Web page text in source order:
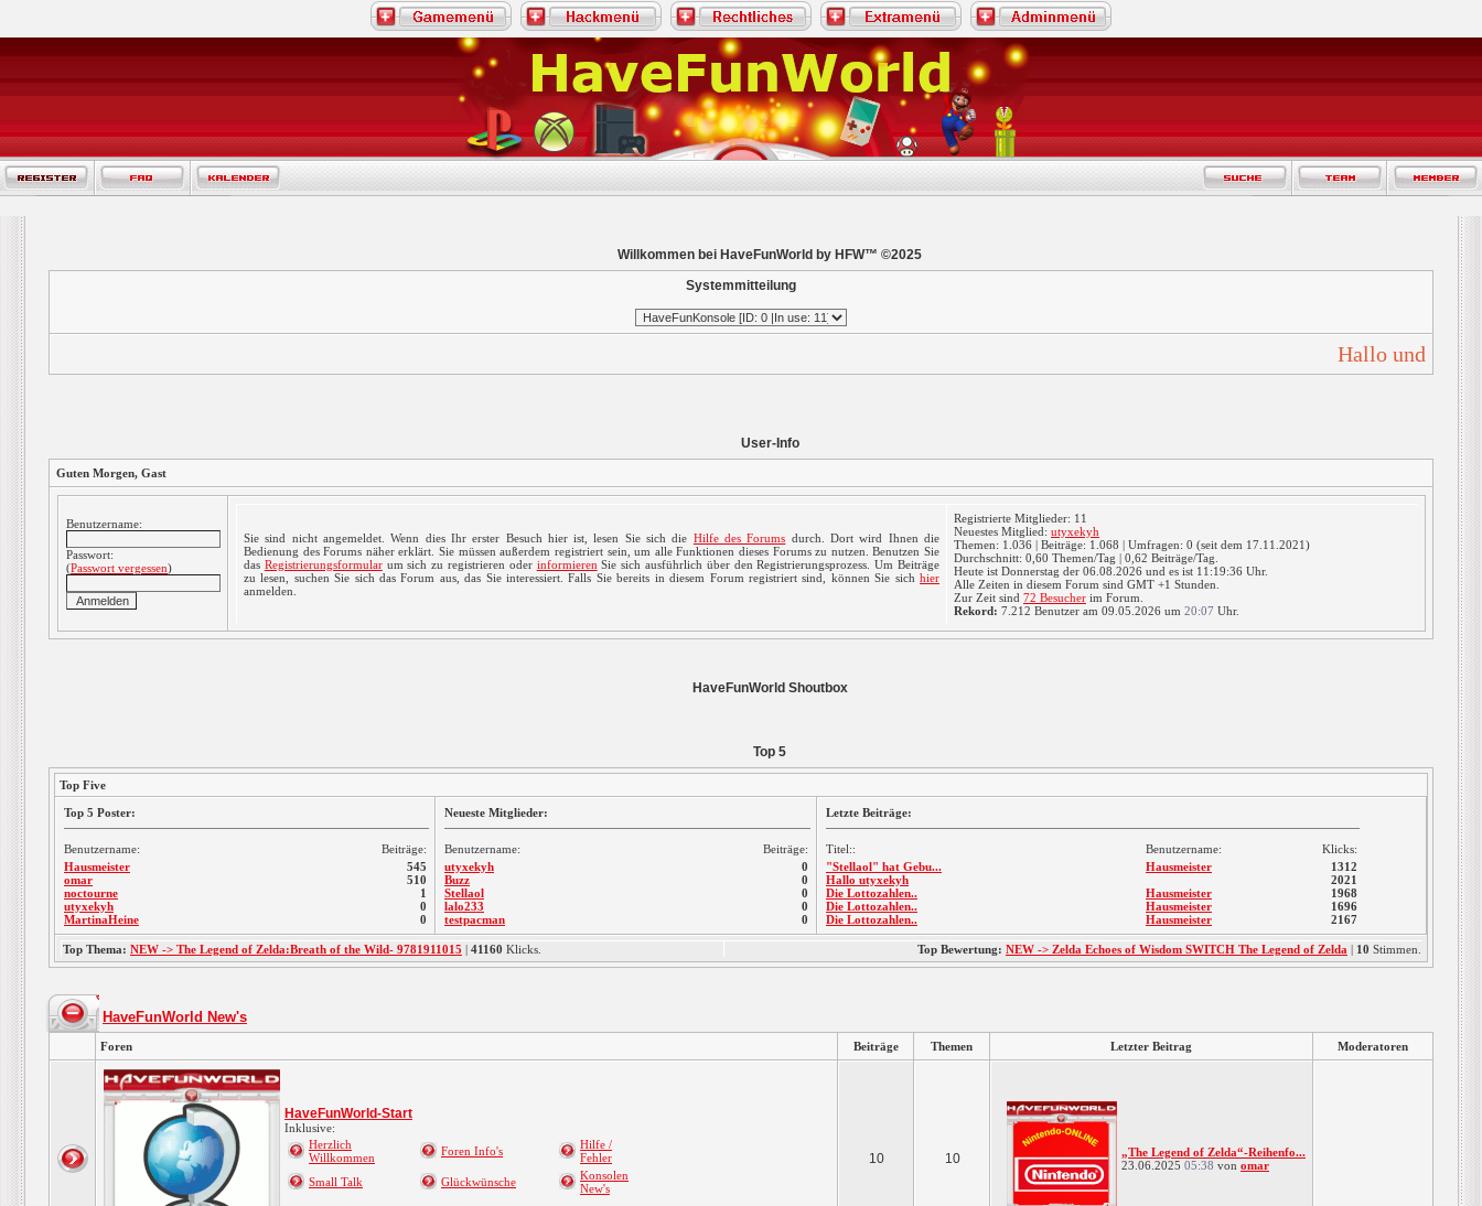
Willkommen bei HaveFunWorld by HFW™ ©2025
Systemmitteilung
Hallo und
User-Info
Guten Morgen, Gast
Benutzername:
Passwort:
(Passwort vergessen)
Sie sind nicht angemeldet. Wenn dies Ihr erster Besuch hier ist, lesen Sie sich die Hilfe des Forums durch. Dort wird Ihnen die
Bedienung des Forums näher erklärt. Sie müssen außerdem registriert sein, um alle Funktionen dieses Forums zu nutzen. Benutzen Sie
das Registrierungsformularum sich zu registrieren oder informieren Sie sich ausführlich über den Registrierungsprozess. Um Beiträge
zu lesen, suchen Sie sich das Forum aus, das Sie interessiert. Falls Sie bereits in diesem Forum registriert sind, können Sie sich hier
anmelden.
Registrierte Mitglieder: 11
Neuestes Mitglied: utyxekyh
Themen: 1.036 | Beiträge: 1.068 | Umfragen: 0 (seit dem 17.11.2021)
Durchschnitt: 0,60 Themen/Tag | 0,62 Beiträge/Tag.
Heute ist Donnerstag der 06.08.2026 und es ist 11:19:37 Uhr.
Alle Zeiten in diesem Forum sind GMT +1 Stunden.
Zur Zeit sind 72 Besucher im Forum.
Rekord: 7.212 Benutzer am 09.05.2026 um 20:07 Uhr.
HaveFunWorld Shoutbox
Top 5
Top Five
Top 5 Poster:
Benutzername:
Beiträge:
Hausmeister
omar
noctourne
utyxekyh
MartinaHeine
545
510
1
0
0
Neueste Mitglieder:
Benutzername:
Beiträge:
utyxekyh
Buzz
Stellaol
lalo233
testpacman
0
0
0
0
0
Letzte Beiträge:
Titel:: Benutzername:
Klicks:
"Stellaol" hat Gebu...
Hallo utyxekyh
Die Lottozahlen..
Die Lottozahlen..
Die Lottozahlen..
Hausmeister
Hausmeister
Hausmeister
Hausmeister
1312
2021
1968
1696
2167
Top Thema: NEW -> The Legend of Zelda:Breath of the Wild- 9781911015 | 41160 Klicks. Top Bewertung: NEW -> Zelda Echoes of Wisdom SWITCH The Legend of Zelda | 10 Stimmen.
HaveFunWorld New's
Foren Beiträge Themen Letzter Beitrag Moderatoren
HaveFunWorld-Start
Inklusive:
Herzlich
Willkommen
Foren Info's
Hilfe /
Fehler
Small Talk
Glückwünsche
Konsolen
New's
10 10
„The Legend of Zelda“-Reihenfo...
23.06.2025 05:38 von omar